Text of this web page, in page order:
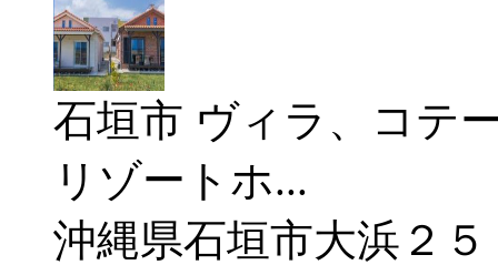
石垣市 ヴィラ、コテ
リゾートホ...
沖縄県石垣市大浜２